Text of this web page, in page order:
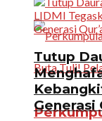
Tutup
Generasi